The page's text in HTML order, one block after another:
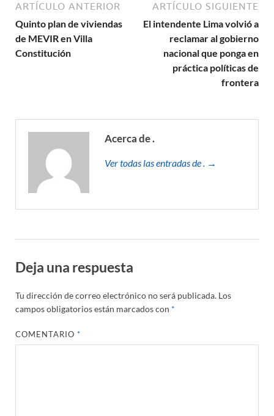
ARTÍCULO ANTERIOR
Quinto plan de viviendas
de MEVIR en Villa
Constitución
ARTÍCULO SIGUIENTE
El intendente Lima volvió a
reclamar al gobierno
nacional que ponga en
práctica políticas de
frontera
Acerca de .
Ver todas las entradas de . →
Deja una respuesta
Tu dirección de correo electrónico no será publicada. Los
campos obligatorios están marcados con *
COMENTARIO*